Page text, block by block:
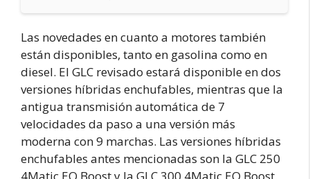
Las novedades en cuanto a motores también
están disponibles, tanto en gasolina como en
diesel. El GLC revisado estará disponible en dos
versiones híbridas enchufables, mientras que la
antigua transmisión automática de 7
velocidades da paso a una versión más
moderna con 9 marchas. Las versiones híbridas
enchufables antes mencionadas son la GLC 250
4Matic EQ Boost y la GLC 300 4Matic EQ Boost.